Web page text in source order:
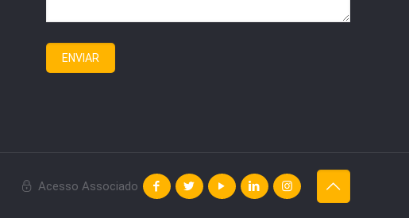
Acesso Associado